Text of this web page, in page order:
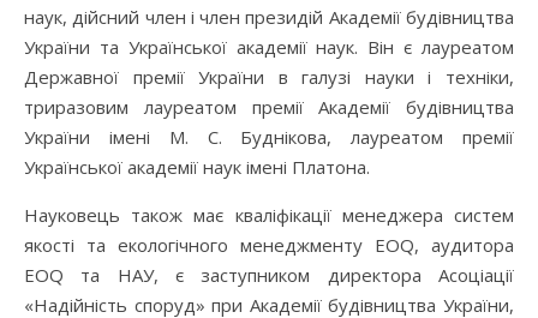
наук, дійсний член і член президій Академії будівництва
України та Української академії наук. Він є лауреатом
Державної премії України в галузі науки і техніки,
триразовим лауреатом премії Академії будівництва
України імені М. С. Буднікова, лауреатом премії
Української академії наук імені Платона.
Науковець також має кваліфікації менеджера систем
якості та екологічного менеджменту EOQ, аудитора
EOQ та НАУ, є заступником директора Асоціації
«Надійність споруд» при Академії будівництва України,